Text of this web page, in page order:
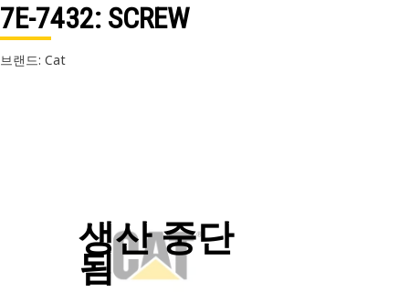
7E-7432: SCREW
브랜드: Cat
생산 중단
됨